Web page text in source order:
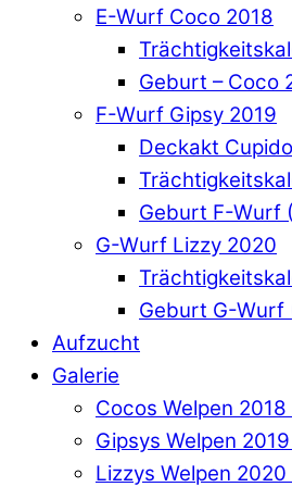
E-Wurf Coco 2018
Geburt – Coco
F-Wurf Gipsy 2019
Deckakt
Geburt F-Wurf
G-Wurf Lizzy 2020
Geburt G-Wurf
Aufzucht
Galerie
Cocos Welpen
Gipsys Welpen
Lizzys Welpen